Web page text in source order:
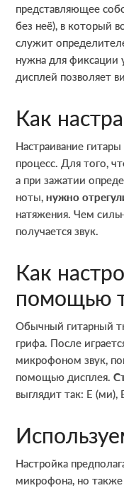
представляющее
без неё), в который
служит
нужна для фиксации
дисплей позволяет
Как
Настраивание
процесс. Для того,
а при зажатии
ноты,нужно
натяжения. Чем
получается звук.
Как
помощью
Обычный гитарный
грифа. После
микрофоном звук,
помощью дисплея.
выглядит так: Е (ми),
Настройка
микрофона, но